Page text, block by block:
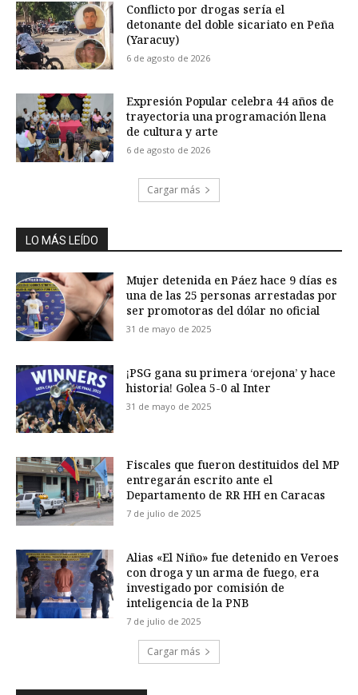
Conflicto por drogas sería el
detonante del doble sicariato en Peña
(Yaracuy)
6 de agosto de 2026
Expresión Popular celebra 44 años de
trayectoria una programación llena
de cultura y arte
6 de agosto de 2026
Cargar más
LO MÁS LEÍDO
Mujer detenida en Páez hace 9 días es
una de las 25 personas arrestadas por
ser promotoras del dólar no oficial
31 de mayo de 2025
¡PSG gana su primera ‘orejona’ y hace
historia! Golea 5-0 al Inter
31 de mayo de 2025
Fiscales que fueron destituidos del MP
entregarán escrito ante el
Departamento de RR HH en Caracas
7 de julio de 2025
Alias «El Niño» fue detenido en Veroes
con droga y un arma de fuego, era
investigado por comisión de
inteligencia de la PNB
7 de julio de 2025
Cargar más